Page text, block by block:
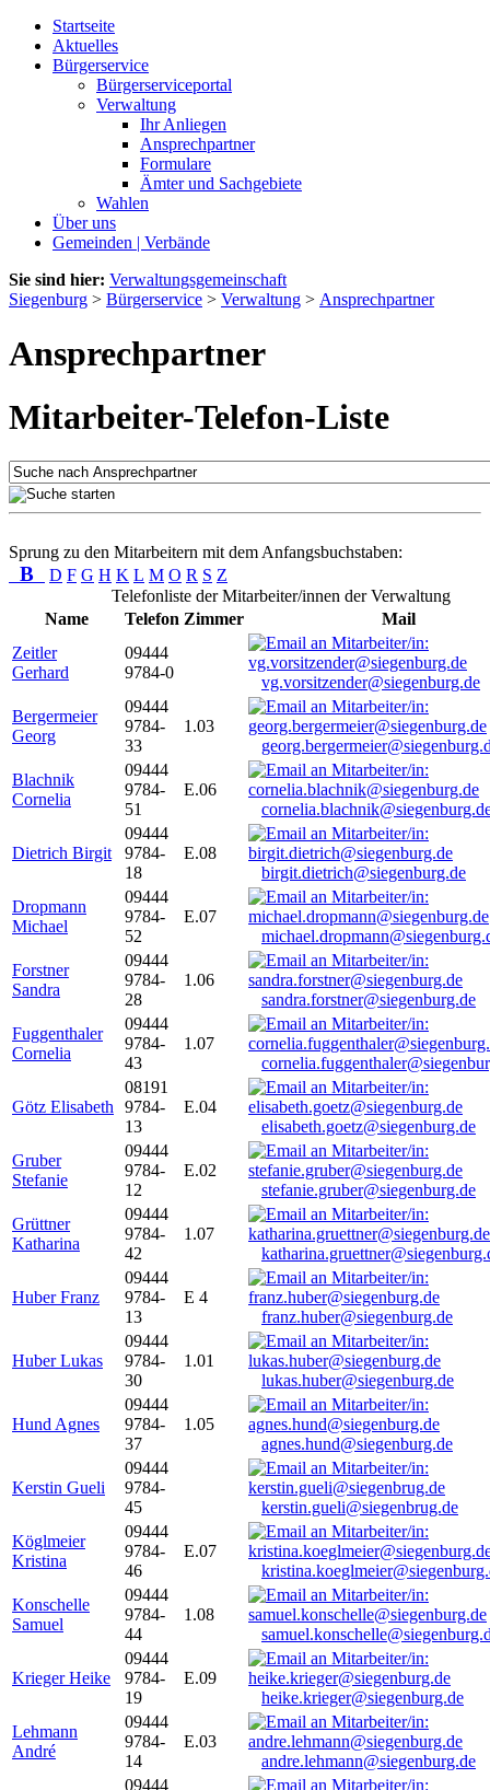
Startseite
Aktuelles
Bürgerservice
Bürgerserviceportal
Verwaltung
Ihr Anliegen
Ansprechpartner
Formulare
Ämter und Sachgebiete
Wahlen
Über uns
Gemeinden | Verbände
Sie sind hier: Verwaltungsgemeinschaft
Siegenburg > Bürgerservice > Verwaltung > Ansprechpartner
Ansprechpartner
Mitarbeiter-Telefon-Liste
Sprung zu den Mitarbeitern mit dem Anfangsbuchstaben:
B D F G H K L M O R S Z
Telefonliste der Mitarbeiter/innen der Verwaltung
Name
Telefon Zimmer
Mail
Zeitler
Gerhard
09444
9784-0
vg.vorsitzender@siegenburg.de
Bergermeier
Georg
09444
9784-
33
1.03
Blachnik
Cornelia
09444
9784-
51
E.06
Dietrich Birgit
09444
9784-
18
E.08
birgit.dietrich@siegenburg.de
Dropmann
Michael
09444
9784-
52
E.07
Forstner
Sandra
09444
9784-
28
1.06
sandra.forstner@siegenburg.de
Fuggenthaler
Cornelia
09444
9784-
43
1.07
Götz Elisabeth
08191
9784-
13
E.04
elisabeth.goetz@siegenburg.de
Gruber
Stefanie
09444
9784-
12
E.02
stefanie.gruber@siegenburg.de
Grüttner
Katharina
09444
9784-
42
1.07
Huber Franz
09444
9784-
13
E 4
franz.huber@siegenburg.de
Huber Lukas
09444
9784-
30
1.01
lukas.huber@siegenburg.de
Hund Agnes
09444
9784-
37
1.05
agnes.hund@siegenburg.de
Kerstin Gueli
09444
9784-
45
kerstin.gueli@siegenbrug.de
Köglmeier
Kristina
09444
9784-
46
E.07
Konschelle
Samuel
09444
9784-
44
1.08
Krieger Heike
09444
9784-
19
E.09
heike.krieger@siegenburg.de
Lehmann
André
09444
9784-
14
E.03
andre.lehmann@siegenburg.de
09444